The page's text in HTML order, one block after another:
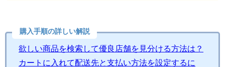
購入手順の詳しい解説
欲しい商品を検索して優良店舗を見分ける方法は？
カートに入れて配送先と支払い方法を設定するに